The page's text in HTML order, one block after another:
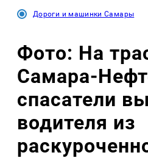
Дороги и машинки Самары
Фото: На
Самара-
спасатели
водителя из